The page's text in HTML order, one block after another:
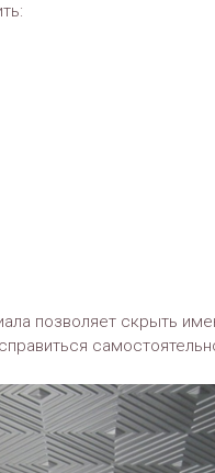
позволяет скрыть